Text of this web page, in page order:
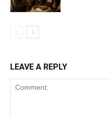
LEAVE A REPLY